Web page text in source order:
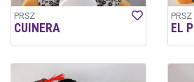
PRSZ
CUINERA
PRSZ
EL